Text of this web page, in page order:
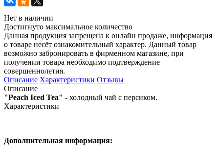
Нет в наличии
Достигнуто максимальное количество
Данная продукция запрещена к онлайн продаже, информация
о товаре несёт ознакомительный характер. Данный товар
возможно забронировать в фирменном магазине, при
получении товара необходимо подтверждение
совершеннолетия.
Описание Характеристики Отзывы
Описание
"Peach Iced Tea" - холодный чай с персиком.
Характеристики
Дополнительная информация: